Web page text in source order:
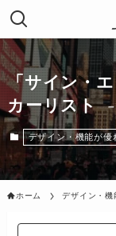
「サイン・
カーリスト
デザイン・機能が
ホーム デザイン・